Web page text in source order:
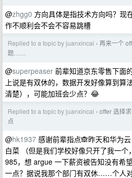
@zhgg0 方向具体是指技术方向吗？现
作不顺利会不会不容易跳槽
Replied to a topic by juanxincai › 再来一个
题……
@superpeaser 前辈知道京东零售下面
上说是有双休的，数据开发好像算到算
清楚），可能加班会少点？😂
Replied to a topic by juanxincai › offer 选择
点
@hk1937 感谢前辈指点🙈昨天和华为
白菜 （但是我们学校好像只开了我一
985，想 argue 一下薪资被告知没有希
一点？据说我那个部门有双休……个人